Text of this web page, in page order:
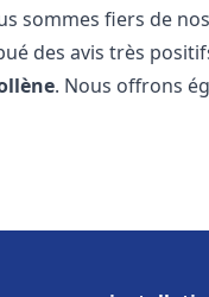
sommes fiers de
des avis très
. Nous offrons